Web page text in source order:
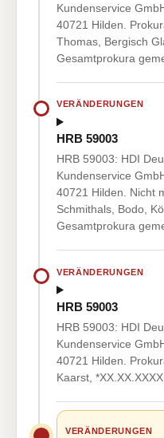
Kundenservice
40721 Hilden.
Thomas, Bergisch
Gesamtprokura
VERÄNDERUNGEN
HRB 59003
HRB 59003: HDI
Kundenservice
40721 Hilden. Nicht
Schmithals, Bodo,
Gesamtprokura
VERÄNDERUNGEN
HRB 59003
HRB 59003: HDI
Kundenservice
40721 Hilden.
Kaarst, *XX.XX.XXXX.
VERÄNDERUNGEN